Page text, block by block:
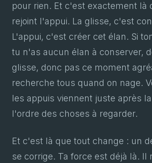
pour rien. Et c'est exactement là
rejoint l'appui. La glisse, c'est
L'appui, c'est créer cet élan. Si
tu n'as aucun élan à conserver,
glisse, donc pas ce moment
recherche tous quand on nage.
les appuis viennent juste après
l'ordre des choses à regarder.
Et c'est là que tout change : un
se corrige. Ta force est déjà là. Il